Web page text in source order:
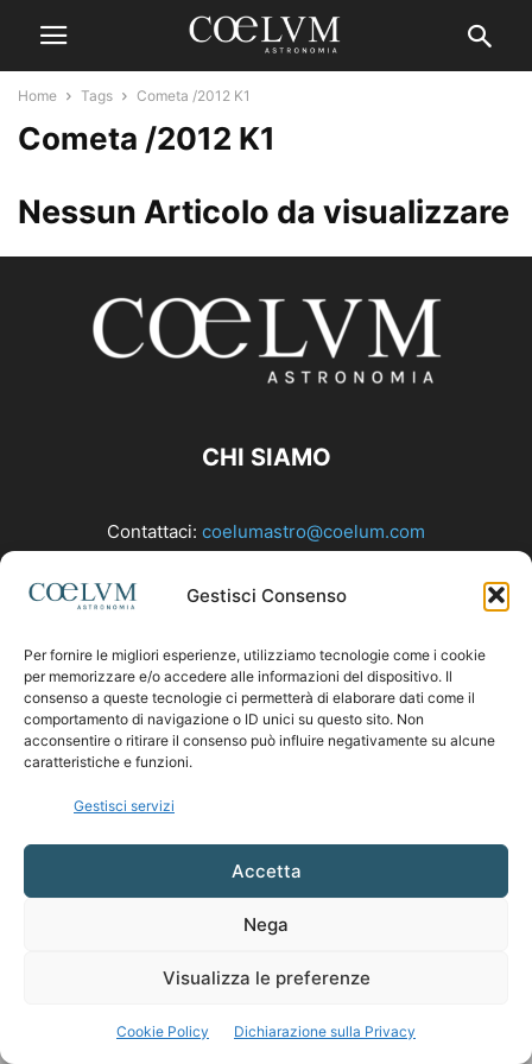
Gestisci Consenso
Per fornire le migliori esperienze, utilizziamo tecnologie come i cookie
per memorizzare e/o accedere alle informazioni del dispositivo. Il
consenso a queste tecnologie ci permetterà di elaborare dati come il
comportamento di navigazione o ID unici su questo sito. Non
acconsentire o ritirare il consenso può influire negativamente su alcune
caratteristiche e funzioni.
Gestisci servizi
Accetta
Nega
Visualizza le preferenze
Cookie Policy Dichiarazione sulla Privacy
Home Tags Cometa /2012 K1
Cometa /2012 K1
Nessun Articolo da visualizzare
CHI SIAMO
Contattaci: coelumastro@coelum.com
SEGUICI